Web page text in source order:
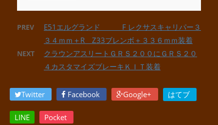
PREV
E51エルグランド F レクサスキャリパー３
３４ｍｍ＋R Z33ブレンボ＋３３６ｍｍ装着
NEXT
クラウンアスリートＧＲＳ２００にＧＲＳ２０
４カスタマイズブレーキＫＩＴ装着
Twitter Facebook Google+ はてブ
LINE Pocket